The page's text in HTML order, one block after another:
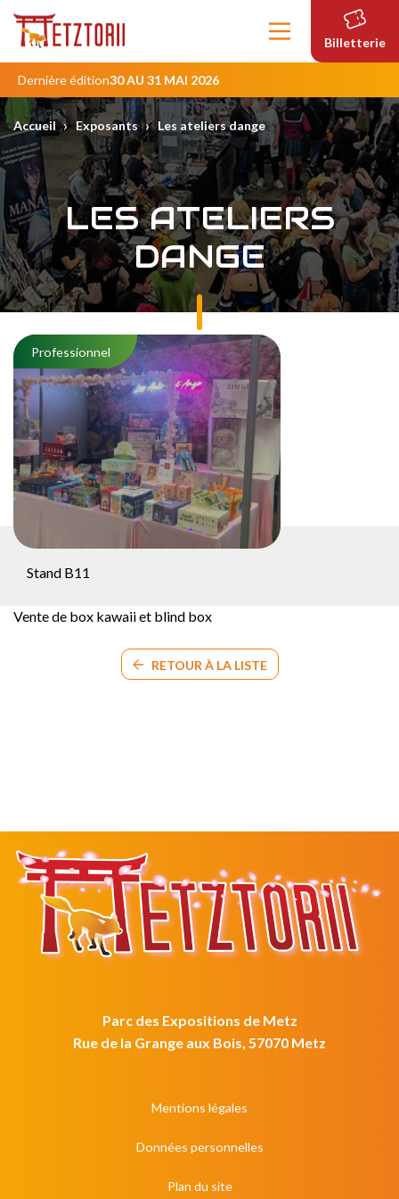
Contenu
principal
Billetterie
Dernière édition30 AU 31 MAI 2026
Accueil › Exposants › Les ateliers dange
LES ATELIERS
DANGE
Professionnel
Stand B11
Vente de box kawaii et blind box
RETOUR À LA LISTE
Parc des Expositions de Metz
Rue de la Grange aux Bois, 57070 Metz
Mentions légales
Données personnelles
Plan du site